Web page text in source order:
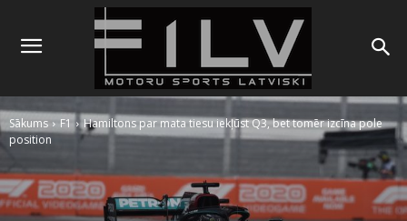
Sākums F1
Hamiltons par mata tiesu iekļūst Q3, bet tomēr izcīna pole
position